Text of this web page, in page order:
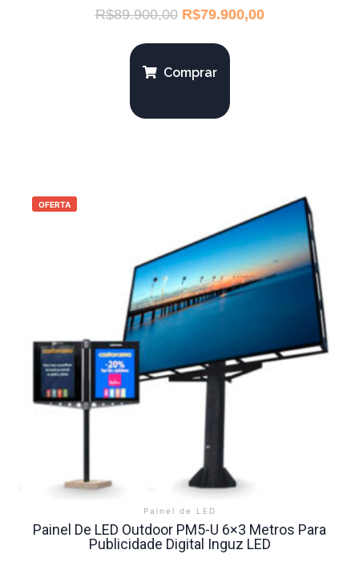
R$89.900,00 R$79.900,00
Comprar
OFERTA
Painel de LED
Painel De LED Outdoor PM5-U 6×3 Metros Para
Publicidade Digital Inguz LED